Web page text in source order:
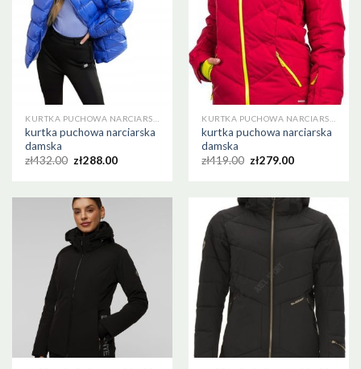
kurtka puchowa narciarska
damska
zł432.00 zł288.00
kurtka puchowa narciarska
damska
zł419.00 zł279.00